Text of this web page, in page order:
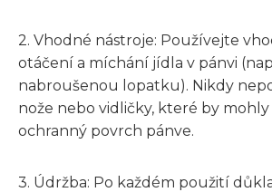
2. Vhodné nástroje: Používejte
otáčení a míchání jídla v pánvi
nabroušenou lopatku). Nikdy
nože nebo vidličky, které by
ochranný povrch pánve.
3. Údržba: Po každém použití